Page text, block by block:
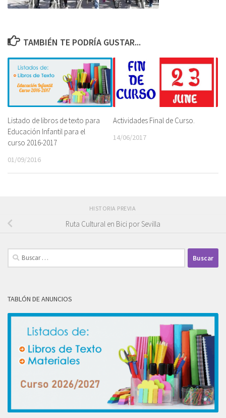
TAMBIÉN TE PODRÍA GUSTAR...
Listado de libros de texto para
Educación Infantil para el
curso 2016-2017
01/09/2016
Actividades Final de Curso.
14/06/2017
HISTORIA PREVIA
Ruta Cultural en Bici por Sevilla
Buscar:
TABLÓN DE ANUNCIOS